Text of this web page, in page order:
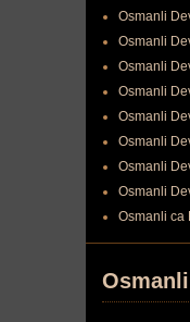
Osmanli
Osmanli
Osmanli
Osmanli
Osmanli
Osmanli
Osmanli
Osmanli
Osmanli ca